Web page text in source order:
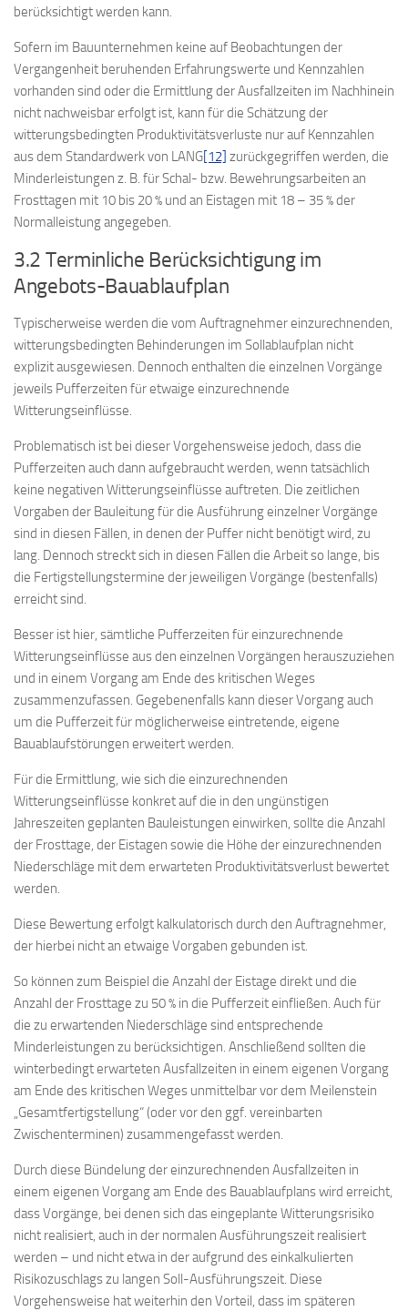
berücksichtigt werden kann.
Sofern im Bauunternehmen keine auf Beobachtungen der
Vergangenheit beruhenden Erfahrungswerte und Kennzahlen
vorhanden sind oder die Ermittlung der Ausfallzeiten im Nachhinein
nicht nachweisbar erfolgt ist, kann für die Schätzung der
witterungsbedingten Produktivitätsverluste nur auf Kennzahlen
aus dem Standardwerk von LANG[12] zurückgegriffen werden, die
Minderleistungen z. B. für Schal- bzw. Bewehrungsarbeiten an
Frosttagen mit 10 bis 20 % und an Eistagen mit 18 – 35 % der
Normalleistung angegeben.
3.2 Terminliche Berücksichtigung im
Angebots-Bauablaufplan
Typischerweise werden die vom Auftragnehmer einzurechnenden,
witterungsbedingten Behinderungen im Sollablaufplan nicht
explizit ausgewiesen. Dennoch enthalten die einzelnen Vorgänge
jeweils Pufferzeiten für etwaige einzurechnende
Witterungseinflüsse.
Problematisch ist bei dieser Vorgehensweise jedoch, dass die
Pufferzeiten auch dann aufgebraucht werden, wenn tatsächlich
keine negativen Witterungseinflüsse auftreten. Die zeitlichen
Vorgaben der Bauleitung für die Ausführung einzelner Vorgänge
sind in diesen Fällen, in denen der Puffer nicht benötigt wird, zu
lang. Dennoch streckt sich in diesen Fällen die Arbeit so lange, bis
die Fertigstellungstermine der jeweiligen Vorgänge (bestenfalls)
erreicht sind.
Besser ist hier, sämtliche Pufferzeiten für einzurechnende
Witterungseinflüsse aus den einzelnen Vorgängen herauszuziehen
und in einem Vorgang am Ende des kritischen Weges
zusammenzufassen. Gegebenenfalls kann dieser Vorgang auch
um die Pufferzeit für möglicherweise eintretende, eigene
Bauablaufstörungen erweitert werden.
Für die Ermittlung, wie sich die einzurechnenden
Witterungseinflüsse konkret auf die in den ungünstigen
Jahreszeiten geplanten Bauleistungen einwirken, sollte die Anzahl
der Frosttage, der Eistagen sowie die Höhe der einzurechnenden
Niederschläge mit dem erwarteten Produktivitätsverlust bewertet
werden.
Diese Bewertung erfolgt kalkulatorisch durch den Auftragnehmer,
der hierbei nicht an etwaige Vorgaben gebunden ist.
So können zum Beispiel die Anzahl der Eistage direkt und die
Anzahl der Frosttage zu 50 % in die Pufferzeit einfließen. Auch für
die zu erwartenden Niederschläge sind entsprechende
Minderleistungen zu berücksichtigen. Anschließend sollten die
winterbedingt erwarteten Ausfallzeiten in einem eigenen Vorgang
am Ende des kritischen Weges unmittelbar vor dem Meilenstein
„Gesamtfertigstellung“ (oder vor den ggf. vereinbarten
Zwischenterminen) zusammengefasst werden.
Durch diese Bündelung der einzurechnenden Ausfallzeiten in
einem eigenen Vorgang am Ende des Bauablaufplans wird erreicht,
dass Vorgänge, bei denen sich das eingeplante Witterungsrisiko
nicht realisiert, auch in der normalen Ausführungszeit realisiert
werden – und nicht etwa in der aufgrund des einkalkulierten
Risikozuschlags zu langen Soll-Ausführungszeit. Diese
Vorgehensweise hat weiterhin den Vorteil, dass im späteren